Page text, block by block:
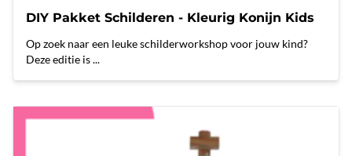
DIY Pakket Schilderen - Kleurig Konijn Kids
Op zoek naar een leuke schilderworkshop voor jouw kind?
Deze editie is ...